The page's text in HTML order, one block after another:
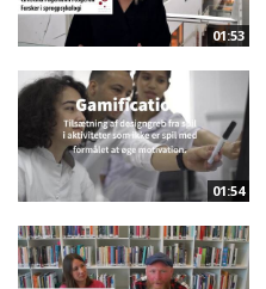
01:53
01:54